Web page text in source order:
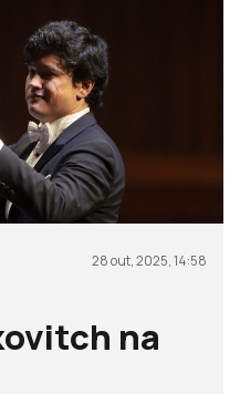
28 out, 2025, 14:58
na